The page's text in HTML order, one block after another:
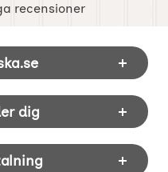
recensioner
länkar
dig